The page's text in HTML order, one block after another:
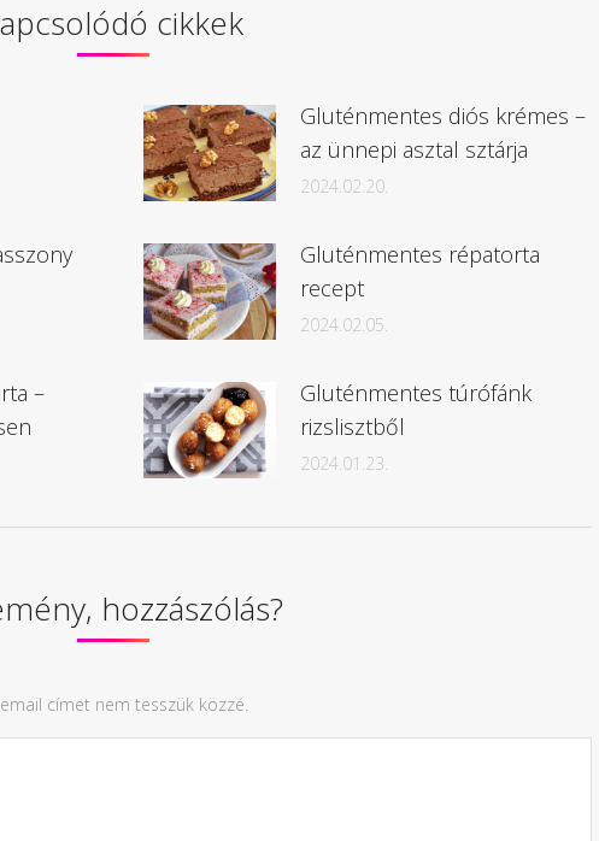
cikkek
Gluténmentes diós krémes –
az ünnepi asztal sztárja
2024.02.20.
Gluténmentes répatorta
recept
2024.02.05.
–
Gluténmentes túrófánk
rizslisztből
2024.01.23.
hozzászólás?
címet nem tesszük közzé.